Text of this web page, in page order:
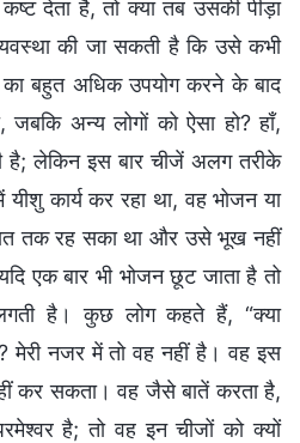
कष्ट देता है, तो क्या तब उसकी पीड़ा
की जा सकती है कि उसे कभी
का बहुत अधिक उपयोग करने के बाद
अन्य लोगों को ऐसा हो? हाँ,
है; लेकिन इस बार चीजें अलग तरीके
कार्य कर रहा था, वह भोजन या
तक रह सका था और उसे भूख नहीं
एक बार भी भोजन छूट जाता है तो
है। कुछ लोग कहते हैं, “क्या
मेरी नजर में तो वह नहीं है। वह इस
कर सकता। वह जैसे बातें करता है,
है; तो वह इन चीजों को क्यों